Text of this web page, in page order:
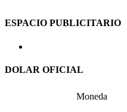
ESPACIO PUBLICITARIO
DOLAR OFICIAL
Moneda